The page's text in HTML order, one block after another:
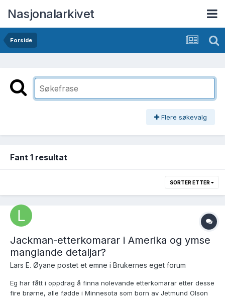
Nasjonalarkivet
Forside
Flere søkevalg
Fant 1 resultat
SORTER ETTER
Jackman-etterkomarar i Amerika og ymse
manglande detaljar?
Lars E. Øyane postet et emne i Brukernes eget forum
Eg har fått i oppdrag å finna nolevande etterkomarar etter desse
fire brørne, alle fødde i Minnesota som born av Jetmund Olson